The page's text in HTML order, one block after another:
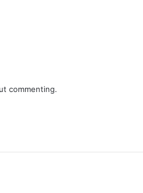
commenting.